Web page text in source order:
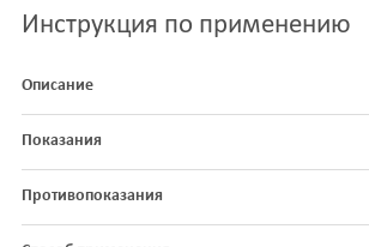
Инструкция по применению
Описание
Показания
Противопоказания